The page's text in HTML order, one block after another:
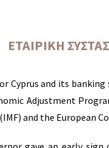
ΕΤΑΙΡΙΚΉ
Cyprus and its
Adjustment
and the European